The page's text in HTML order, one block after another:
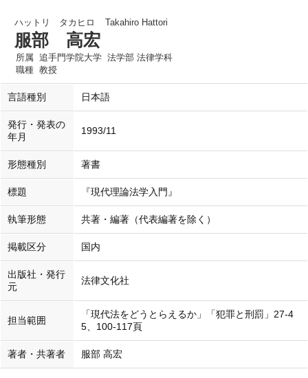
ハットリ タカヒロ Takahiro Hattori
服部 高宏
所属 追手門学院大学 法学部 法律学科
職種 教授
言語種別 日本語
発行・発表の
年月
1993/11
形態種別 著書
標題 『現代理論法学入門』
執筆形態 共著・編著（代表編著を除く）
掲載区分 国内
出版社・発行
元
法律文化社
担当範囲
「現代法をどうとらえるか」「犯罪と刑罰」27-4
5、100-117頁
著者・共著者 服部 高宏